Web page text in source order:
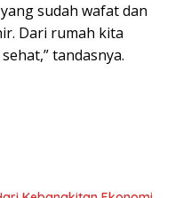
sudah wafat dan
Dari rumah kita
tandasnya.